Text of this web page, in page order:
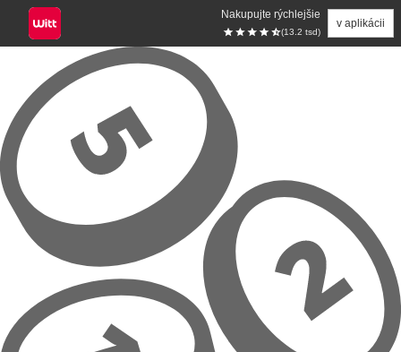
Nakupujte rýchlejšie
(13.2 tsd)
v aplikácii
Prejsť na hlavný obsah